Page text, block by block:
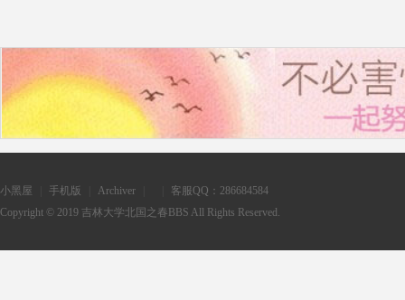
小黑屋 手机版 Archiver
客服QQ：286684584
Copyright © 2019 吉林大学北国之春BBS All Rights Reserved.